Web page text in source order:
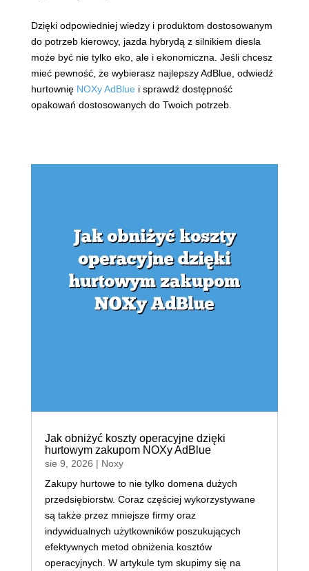
Dzięki odpowiedniej wiedzy i produktom dostosowanym
do potrzeb kierowcy, jazda hybrydą z silnikiem diesla
może być nie tylko eko, ale i ekonomiczna. Jeśli chcesz
mieć pewność, że wybierasz najlepszy AdBlue, odwiedź
hurtownię NOXy AdBlue i sprawdź dostępność
opakowań dostosowanych do Twoich potrzeb.
Jak obniżyć koszty operacyjne dzięki
hurtowym zakupom NOXy AdBlue
sie 9, 2026 | Noxy
Zakupy hurtowe to nie tylko domena dużych
przedsiębiorstw. Coraz częściej wykorzystywane
są także przez mniejsze firmy oraz
indywidualnych użytkowników poszukujących
efektywnych metod obniżenia kosztów
operacyjnych. W artykule tym skupimy się na